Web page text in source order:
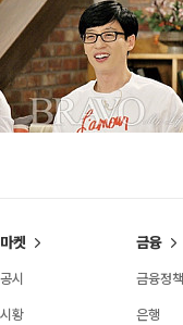
마켓
공시
시황
금융
금융정책
은행